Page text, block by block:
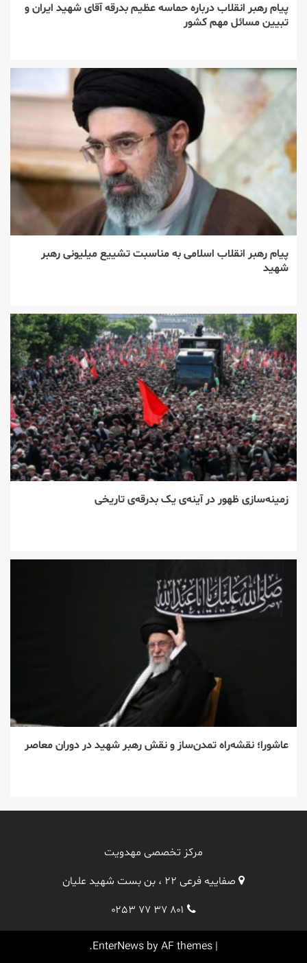
پیام رهبر انقلاب درباره حماسه عظیم بدرقه آقای شهید ایران و
تبیین مسائل مهم کشور
پیام رهبر انقلاب اسلامی به مناسبت تشییع میلیونی رهبر
شهید
زمینه‌سازی ظهور در آینه‌ی یک بدرقه‌ی تاریخی
عاشورا؛ نقشه‌راه تمدن‌ساز و نقش رهبر شهید در دوران معاصر
مرکز تخصصی مهدویت
صفاییه فرعی ۲۲ ، بن بست شهید علیان
۰۲۵۳ ۷۷ ۳۷ ۸۰۱
|
EnterNews by AF themes.